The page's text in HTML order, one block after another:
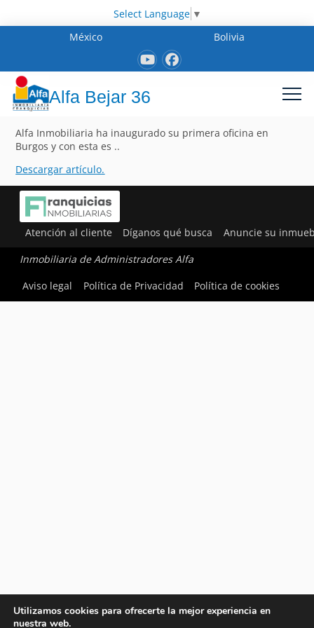
Select Language ▼
México
Bolivia
Alfa Bejar 36
Alfa Inmobiliaria ha inaugurado su primera oficina en
Burgos y con esta es ..
Descargar artículo.
Atención al cliente Díganos qué busca Anuncie su
Inmobiliaria de Administradores Alfa
Aviso legal
Política de Privacidad Política de cookies
Utilizamos cookies para ofrecerte la mejor experiencia en
nuestra web.